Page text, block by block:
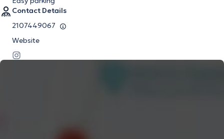
Contact Details
2107449067
Website